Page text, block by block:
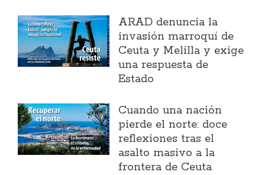
ARAD denuncia la
invasión marroquí de
Ceuta y Melilla y exige
una respuesta de
Estado
Cuando una nación
pierde el norte: doce
reflexiones tras el
asalto masivo a la
frontera de Ceuta